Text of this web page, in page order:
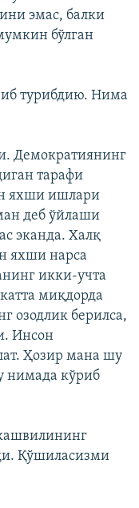
эмас, балки
бўлган
турибдию. Нима
Демократиянинг
тарафи
яхши ишлари
деб ўйлаши
эканда. Халқ
яхши нарса
икки-учта
миқдорда
озодлик берилса,
Инсон
Ҳозир мана шу
нимада кўриб
Қўшиласизми